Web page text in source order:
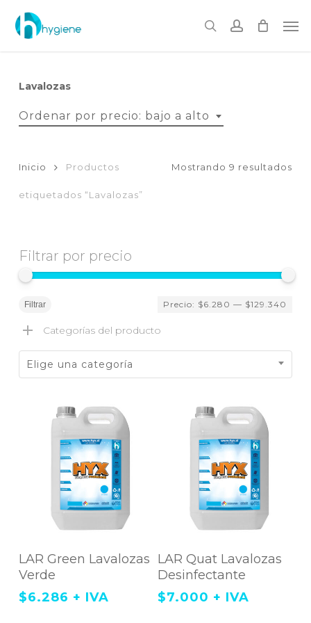
main
content
searchaccount
Lavalozas
Ordenar por precio: bajo a alto
Mostrando 9 resultados
Inicio Productos
etiquetados “Lavalozas”
Filtrar por precio
Filtrar Precio: $6.280 — $129.340
Categorías del producto
Elige una categoría
Agregar Al Carrito
LAR Green Lavalozas
Verde
$6.286 + IVA
Agregar Al Carrito
LAR Quat Lavalozas
Desinfectante
$7.000 + IVA